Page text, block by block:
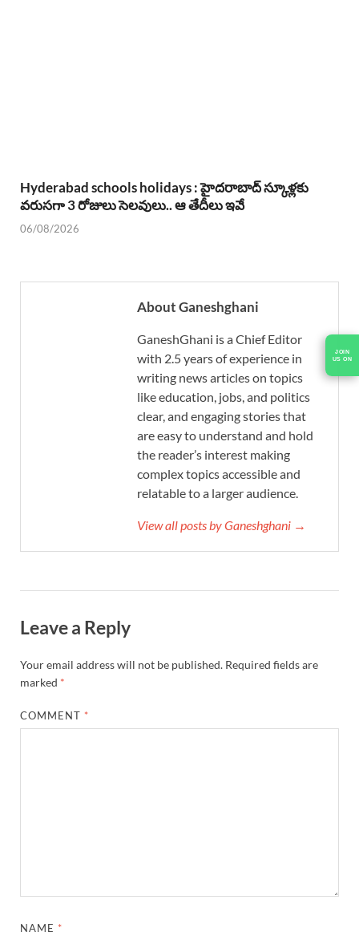
JOIN
Hyderabad schools holidays : హైదరాబాద్ స్కూళ్లకు
వరుసగా 3 రోజులు సెలవులు.. ఆ తేదీలు ఇవే
06/08/2026
About Ganeshghani
GaneshGhani is a Chief Editor
with 2.5 years of experience in
writing news articles on topics
like education, jobs, and politics
clear, and engaging stories that
are easy to understand and hold
the reader’s interest making
complex topics accessible and
relatable to a larger audience.
View all posts by Ganeshghani →
Leave a Reply
Your email address will not be published. Required fields are
marked *
COMMENT *
NAME *